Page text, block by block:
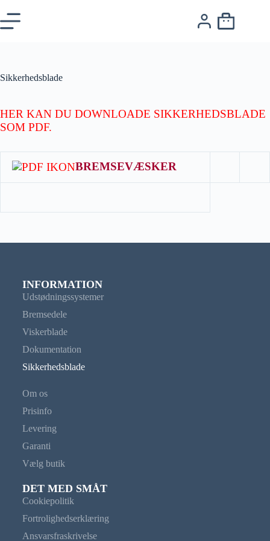
Sikkerhedsblade
HER KAN DU DOWNLOADE SIKKERHEDSBLADE
SOM PDF.
BREMSEVÆSKER
INFORMATION
Udstødningssystemer
Bremsedele
Viskerblade
Dokumentation
Sikkerhedsblade
Om os
Prisinfo
Levering
Garanti
Vælg butik
DET MED SMÅT
Cookiepolitik
Fortrolighedserklæring
Ansvarsfraskrivelse